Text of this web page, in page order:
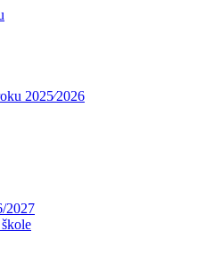
2025⁄2026
2027